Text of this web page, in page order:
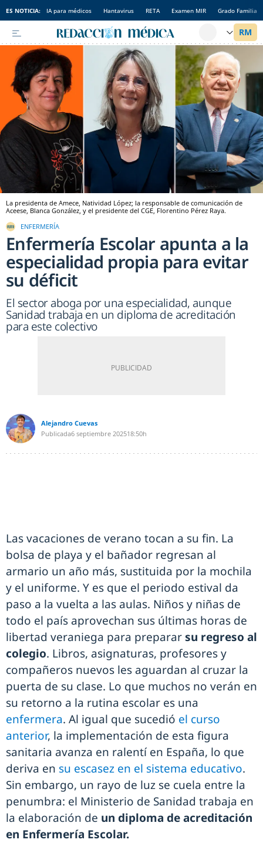
ES NOTICIA: IA para médicos Hantavirus RETA Examen MIR Grado Familia
La presidenta de Amece, Natividad López; la responsable de comunicación de
Aceese, Blanca González, y el presidente del CGE, Florentino Pérez Raya.
ENFERMERÍA
Enfermería Escolar apunta a la
especialidad propia para evitar
su déficit
El sector aboga por una especialidad, aunque
Sanidad trabaja en un diploma de acreditación
para este colectivo
Alejandro Cuevas
Publicada6 septiembre 202518:50h
Las vacaciones de verano tocan a su fin. La
bolsa de playa y el bañador regresan al
armario un año más, sustituida por la mochila
y el uniforme. Y es que el periodo estival da
paso a la vuelta a las aulas. Niños y niñas de
todo el país aprovechan sus últimas horas de
libertad veraniega para prepararsu regreso al
colegio. Libros, asignaturas, profesores y
compañeros nuevos les aguardan al cruzar la
puerta de su clase. Lo que muchos no verán en
su retorno a la rutina escolar es una
enfermera. Al igual que sucedió el curso
anterior, la implementación de esta figura
sanitaria avanza en ralentí en España, lo que
deriva en su escasez en el sistema educativo.
Sin embargo, un rayo de luz se cuela entre la
penumbra: el Ministerio de Sanidad trabaja en
la elaboración de un diploma de acreditación
en Enfermería Escolar.